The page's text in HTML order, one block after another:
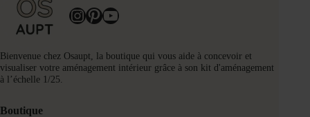
InstagramPinterest YouTube
Bienvenue chez Osaupt, la boutique qui vous aide à concevoir et
visualiser votre aménagement intérieur grâce à son kit d'aménagement
à l’échelle 1/25.
Boutique